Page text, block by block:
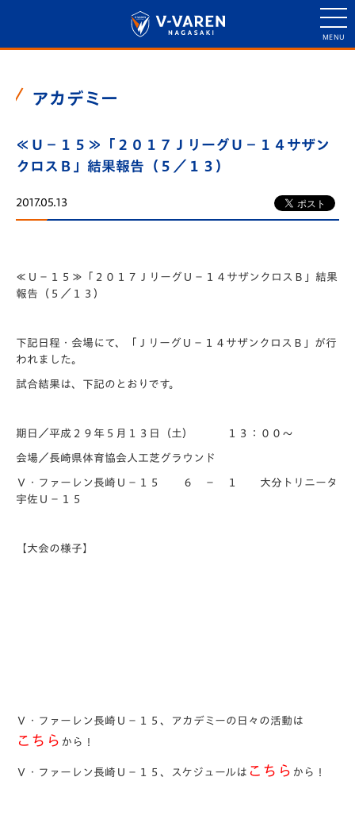
アカデミー
≪Ｕ－１５≫「２０１７ＪリーグＵ－１４サザン
クロスＢ」結果報告（５／１３）
2017.05.13
≪Ｕ－１５≫「２０１７ＪリーグＵ－１４サザンクロスＢ」結果
報告（５／１３）
下記日程・会場にて、「ＪリーグＵ－１４サザンクロスＢ」が行
われました。
試合結果は、下記のとおりです。
期日／平成２９年５月１３日（土） １３：００～
会場／長崎県体育協会人工芝グラウンド
Ｖ・ファーレン長崎Ｕ－１５ ６ － １ 大分トリニータ
宇佐Ｕ－１５
【大会の様子】
Ｖ・ファーレン長崎Ｕ－１５、アカデミーの日々の活動は
こちら から！
Ｖ・ファーレン長崎Ｕ－１５、スケジュールは こちら から！